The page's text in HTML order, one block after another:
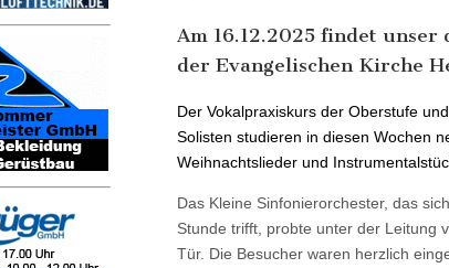
Am 16.12.2025 findet
der Evangelischen Kirche
Der Vokalpraxiskurs der Oberstufe
Solisten studieren in diesen Wochen
Weihnachtslieder und
Das Kleine Sinfonierorchester, das
Stunde trifft, probte unter der Leitung
Tür. Die Besucher waren herzlich